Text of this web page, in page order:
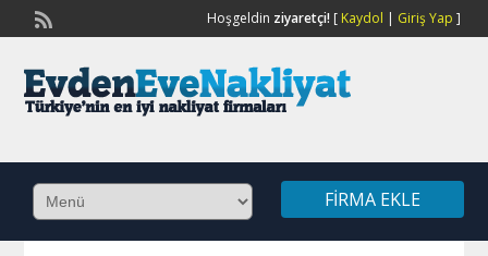
Hoşgeldin ziyaretçi![ Kaydol | Giriş Yap ]
FIRMA EKLE